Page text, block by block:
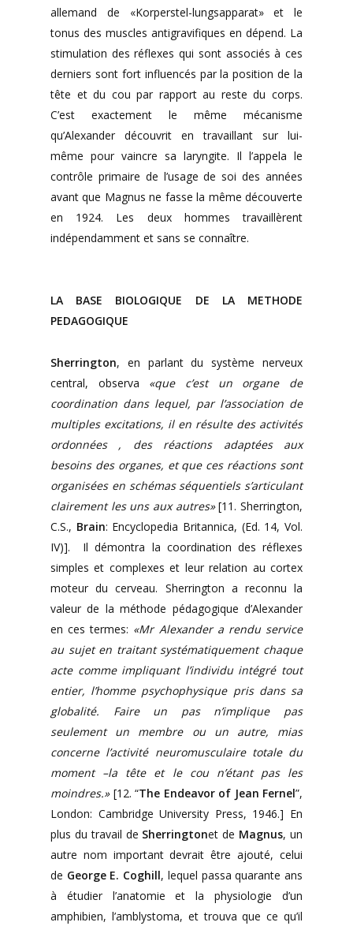
allemand de «Korperstel-lungsapparat» et le
tonus des muscles antigravifiques en dépend. La
stimulation des réflexes qui sont associés à ces
derniers sont fort influencés par la position de la
tête et du cou par rapport au reste du corps.
C’est exactement le même mécanisme
qu’Alexander découvrit en travaillant sur lui-
même pour vaincre sa laryngite. Il l’appela le
contrôle primaire de l’usage de soi des années
avant que Magnus ne fasse la même découverte
en 1924. Les deux hommes travaillèrent
indépendamment et sans se connaître.
LA BASE BIOLOGIQUE DE LA METHODE
PEDAGOGIQUE
Sherrington, en parlant du système nerveux
central, observa «que c’est un organe de
coordination dans lequel, par l’association de
multiples excitations, il en résulte des activités
ordonnées , des réactions adaptées aux
besoins des organes, et que ces réactions sont
organisées en schémas séquentiels s’articulant
clairement les uns aux autres»[11. Sherrington,
C.S., Brain: Encyclopedia Britannica, (Ed. 14, Vol.
IV)]. Il démontra la coordination des réflexes
simples et complexes et leur relation au cortex
moteur du cerveau. Sherrington a reconnu la
valeur de la méthode pédagogique d’Alexander
en ces termes: «Mr Alexander a rendu service
au sujet en traitant systématiquement chaque
acte comme impliquant l’individu intégré tout
entier, l’homme psychophysique pris dans sa
globalité. Faire un pas n’implique pas
seulement un membre ou un autre, mias
concerne l’activité neuromusculaire totale du
moment –la tête et le cou n’étant pas les
moindres.» [12. “The Endeavor of Jean Fernel”,
London: Cambridge University Press, 1946.] En
plus du travail de Sherringtonet de Magnus, un
autre nom important devrait être ajouté, celui
de George E. Coghill, lequel passa quarante ans
à étudier l’anatomie et la physiologie d’un
amphibien, l’amblystoma, et trouva que ce qu’il